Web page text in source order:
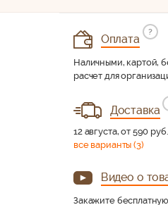
Оплата
?
Наличными, картой,
расчет для
Доставка
12 августа, от 590 руб.
все варианты (3)
Видео о
Закажите бесплатную